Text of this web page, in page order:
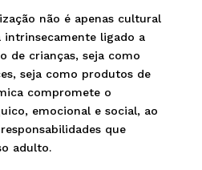
não é apenas cultural
ligado a
de crianças, seja como
seja como produtos de
compromete o
emocional e social, ao
que
adulto.